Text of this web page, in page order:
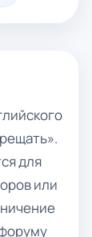
для
или